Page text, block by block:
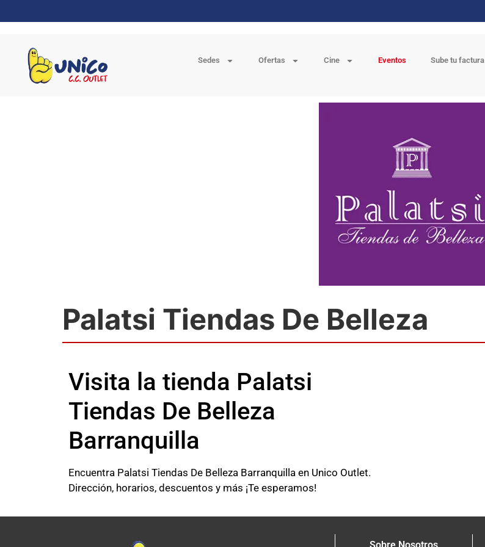
Sedes Ofertas Cine Eventos Sube tu factura
Palatsi Tiendas De Belleza
Visita la tienda Palatsi
Tiendas De Belleza
Barranquilla
Encuentra Palatsi Tiendas De Belleza Barranquilla en Unico Outlet.
Dirección, horarios, descuentos y más ¡Te esperamos!